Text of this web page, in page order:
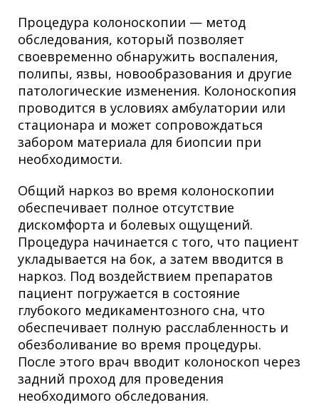
Процедура колоноскопии — метод
обследования, который позволяет
своевременно обнаружить воспаления,
полипы, язвы, новообразования и другие
патологические изменения. Колоноскопия
проводится в условиях амбулатории или
стационара и может сопровождаться
забором материала для биопсии при
необходимости.
Общий наркоз во время колоноскопии
обеспечивает полное отсутствие
дискомфорта и болевых ощущений.
Процедура начинается с того, что пациент
укладывается на бок, а затем вводится в
наркоз. Под воздействием препаратов
пациент погружается в состояние
глубокого медикаментозного сна, что
обеспечивает полную расслабленность и
обезболивание во время процедуры.
После этого врач вводит колоноскоп через
задний проход для проведения
необходимого обследования.